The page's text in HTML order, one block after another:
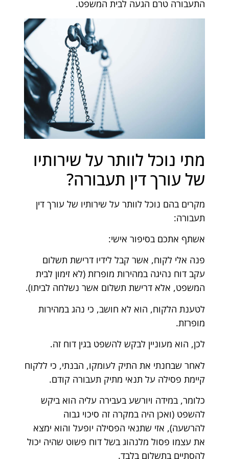
התעבורה טרם הגעה לבית המשפט.
מתי נוכל לוותר על שירותיו
של עורך דין תעבורה?
מקרים בהם נוכל לוותר על שירותיו של עורך דין
תעבורה:
אשתף אתכם בסיפור אישי:
פנה אלי לקוח, אשר קבל לידיו דרישת תשלום
עקב דוח נהיגה במהירות מופרזת (לא זימון לבית
המשפט, אלא דרישת תשלום אשר נשלחה לביתו).
לטענת הלקוח, הוא לא חושב, כי נהג במהירות
מופרזת.
לכן, הוא מעוניין לבקש להשפט בגין דוח זה.
לאחר שבחנתי את התיק לעומקו, הבנתי, כי ללקוח
קיימת פסילה על תנאי מתיק תעבורה קודם.
כלומר, במידה ויורשע בעבירה עליה הוא ביקש
להשפט (ואכן היה במקרה זה סיכוי גבוה
להרשעה), אזי שתנאי הפסילה יופעל והוא ימצא
את עצמו פסול מלנהוג בשל דוח פשוט שהיה יכול
להסתיים בתשלום בלבד.